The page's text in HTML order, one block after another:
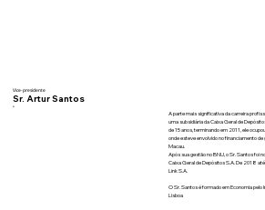
Vice-presidente
Sr. Artur Santos
•
A parte mais significativa da carreira
uma subsidiária da Caixa Geral de
de 15 anos, terminando em 2011, ele
onde esteve envolvido no financiamento
Macau.
Após sua gestão no BNU, o Sr. Santos foi
Caixa Geral de Depósitos S.A. De 2018
Link S.A.
O Sr. Santos é formado em Economia pelo
Lisboa